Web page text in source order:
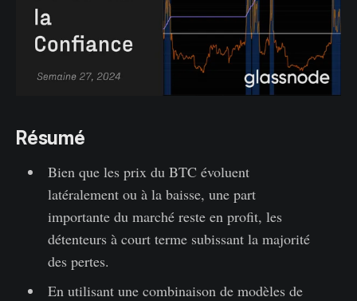
Résumé
Bien que les prix du BTC évoluent
latéralement ou à la baisse, une part
importante du marché reste en profit, les
détenteurs à court terme subissant la majorité
des pertes.
En utilisant une combinaison de modèles de